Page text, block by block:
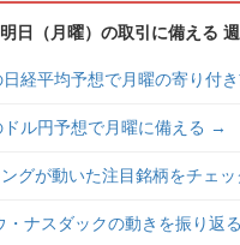
明日（月曜）の取引に備える
経平均予想で月曜の寄り付
ル円予想で月曜に備える →
グが動いた注目銘柄をチェッ
・ナスダックの動きを振り返る